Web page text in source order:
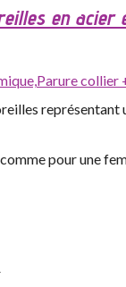
en acier
Parure collier
pour une